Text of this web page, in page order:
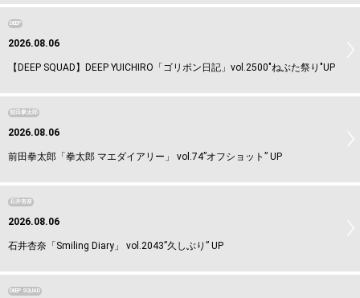
DEEP
2026.08.06
【DEEP SQUAD】DEEP YUICHIRO「ゴリポン日記」vol.2500"ねぶた祭り"UP
前田拳太郎
2026.08.06
前田拳太郎「拳太郎 マエダイアリー」 vol.74”オフショット” UP
石井杏奈
2026.08.06
石井杏奈「Smiling Diary」 vol.2043”久しぶり” UP
DEEP SQUAD